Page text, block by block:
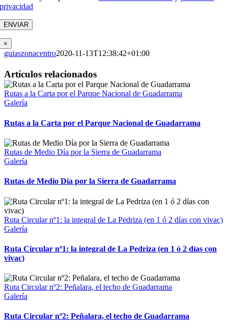
privacidad
×
guiaszonacentro2020-11-13T12:38:42+01:00
Facebook
X
Reddit
LinkedIn
WhatsApp
Tumblr
Pinterest
Vk
Correo
electrónico
Artículos relacionados
Rutas a la Carta por el Parque Nacional de Guadarrama
Galería
Rutas a la Carta por el Parque Nacional de Guadarrama
Rutas de Medio Día por la Sierra de Guadarrama
Galería
Rutas de Medio Día por la Sierra de Guadarrama
Ruta Circular nº1: la integral de La Pedriza (en 1 ó 2 días con vivac)
Galería
Ruta Circular nº1: la integral de La Pedriza (en 1 ó 2 días con
vivac)
Ruta Circular nº2: Peñalara, el techo de Guadarrama
Galería
Ruta Circular nº2: Peñalara, el techo de Guadarrama